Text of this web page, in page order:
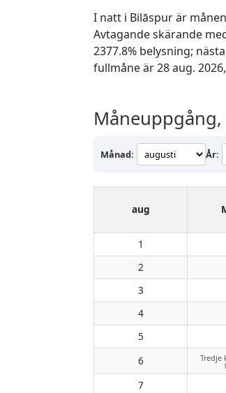
I natt i Bilāspur är månen
Avtagande skärande
2377.8% belysning; nästa
fullmåne är 28 aug.
Månad: År:
aug
1
2
3
4
5
6
Tredje
7